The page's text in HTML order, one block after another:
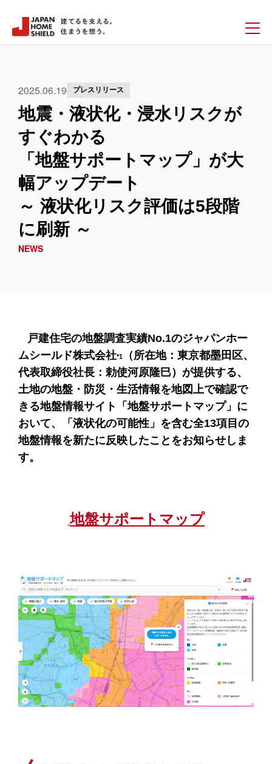
2025.06.19 プレスリリース
地震・液状化・浸水リスクが
すぐわかる
「地盤サポートマップ」が大
幅アップデート
～ 液状化リスク評価は5段階
に刷新 ～
NEWS
戸建住宅の地盤調査実績No.1のジャパンホー
ムシールド株式会社*1
（所在地：東京都墨田区、
代表取締役社長：勅使河原隆巳）が提供する、
土地の地盤・防災・生活情報を地図上で確認で
きる地盤情報サイト「地盤サポートマップ」に
おいて、「液状化の可能性」を含む全13項目の
地盤情報を新たに反映したことをお知らせしま
す。
地盤サポートマップ